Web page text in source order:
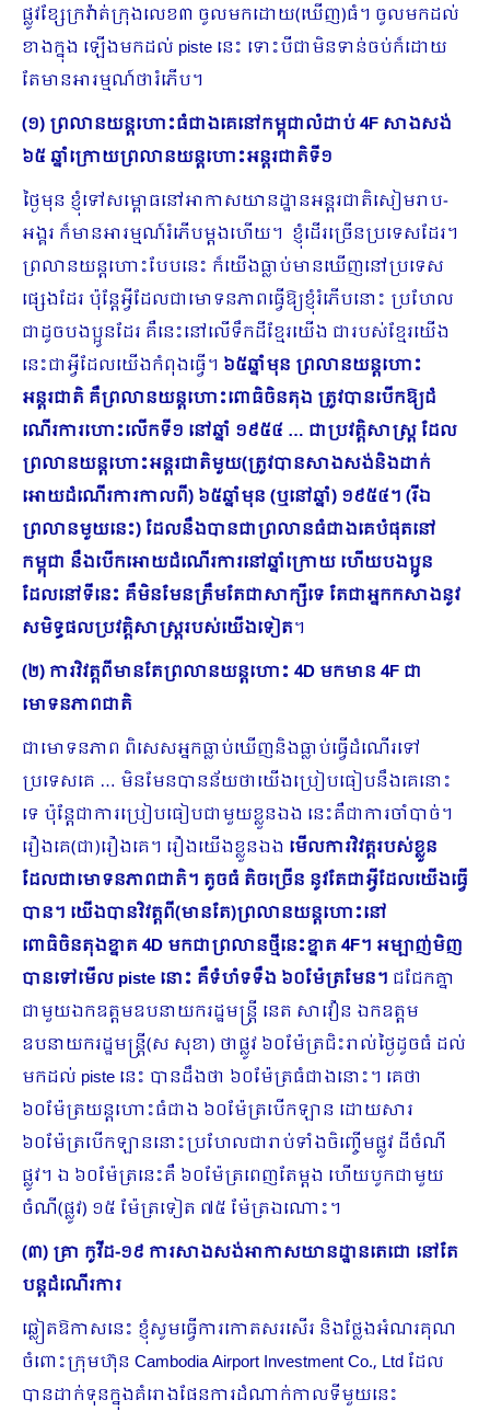
ផ្លូវខ្សែក្រវ៉ាត់ក្រុងលេខ៣ ចូលមកដោយ(ឃើញ)ធំ។ ចូលមកដល់
ខាងក្នុង ឡើងមកដល់ piste នេះ ទោះបីជាមិនទាន់ចប់ក៏ដោយ
តែមានអារម្មណ៍ថារំភើប។
(១) ព្រលានយន្តហោះធំជាងគេនៅកម្ពុជាលំដាប់4F សាងសង់
៦៥ ឆ្នាំក្រោយព្រលានយន្តហោះអន្តរជាតិទី១
ថ្ងៃមុន ខ្ញុំទៅសម្ពោធនៅអាកាសយានដ្ឋានអន្តរជាតិសៀមរាប-
អង្គរ ក៏មានអារម្មណ៍រំភើបម្ដងហើយ។ ខ្ញុំដើរច្រើនប្រទេសដែរ។
ព្រលានយន្តហោះបែបនេះ ក៏យើងធ្លាប់មានឃើញនៅប្រទេស
ផ្សេងដែរ ប៉ុន្តែអ្វីដែលជាមោទនភាពធ្វើឱ្យខ្ញុំរំភើបនោះ ប្រហែល
ជាដូចបងប្អូនដែរ គឺនេះនៅលើទឹកដីខ្មែរយើង ជារបស់ខ្មែរយើង
នេះជាអ្វីដែលយើងកំពុងធ្វើ។ ៦៥ឆ្នាំមុន ព្រលានយន្តហោះ
អន្តរជាតិ គឺព្រលានយន្តហោះពោធិចិនតុង ត្រូវបានបើកឱ្យ​ដំ​
ណើរការហោះលើកទី១ នៅឆ្នាំ ១៩៥៤ … ជាប្រវត្តិសាស្ត្រ ដែល
ព្រលានយន្តហោះអន្តរជាតិមួយ(ត្រូវបានសាងសង់និងដាក់
អោយដំណើរការកាលពី) ៦៥ឆ្នាំមុន (ឬនៅឆ្នាំ) ១៩៥៤។ (រីឯ
ព្រលានមួយនេះ) ដែលនឹងបានជាព្រ​លានធំជាងគេបំផុតនៅ
កម្ពុជា នឹងបើកអោយដំណើរការនៅឆ្នាំក្រោយ ហើយបងប្អូន
ដែលនៅទីនេះ គឺមិនមែនត្រឹមតែជាសាក្សីទេ តែជាអ្នកកសាងនូវ
សមិទ្ធផលប្រវត្តិសាស្ត្ររបស់យើងទៀត។
(២) ការវិវត្តពីមានតែព្រលានយន្តហោះ 4D មកមាន 4F ជា
មោទនភាពជាតិ
ជាមោទនភាព ពិសេសអ្នកធ្លាប់ឃើញនិងធ្លាប់ធ្វើដំណើរទៅ
ប្រទេសគេ … មិនមែនបានន័យថាយើងប្រៀប​ធៀបនឹងគេនោះ
ទេ ប៉ុន្តែជាការប្រៀបធៀបជាមួយខ្លួនឯង នេះគឺជាការចាំបាច់។
រឿងគេ(ជា)រឿងគេ។ រឿងយើងខ្លួនឯង មើលការវិវត្តរបស់ខ្លួន
ដែលជាមោទនភាពជាតិ។ តូចធំ តិចច្រើន នូវតែជាអ្វីដែលយើងធ្វើ
បាន។ យើងបានវិវត្តពី(មានតែ)ព្រលានយន្តហោះនៅ
ពោធិចិនតុងខ្នាត4D មកជាព្រលានថ្មីនេះខ្នាត 4F។ អម្បាញ់មិញ
បានទៅមើល piste ​នោះ គឺទំហំទទឺង ៦០ម៉ែត្រមែន។ ជជែកគ្នា
ជាមួយឯកឧត្តមឧបនាយករដ្ឋមន្ត្រី នេត សាវឿន ឯកឧត្តម
ឧបនាយករដ្ឋមន្រ្តី(ស សុខា) ថាផ្លូវ ៦០ម៉ែត្រជិះរាល់ថ្ងៃដូចធំ ដល់
មកដល់ piste នេះ បានដឹងថា ៦០ម៉ែត្រធំជាងនោះ។ គេថា
៦០ម៉ែត្រយន្តហោះធំជាង ៦០ម៉ែត្របើកឡាន ដោយសារ
៦០ម៉ែត្របើកឡាននោះប្រ​ហែលជារាប់ទាំងចិញ្ចើមផ្លូវ ដីចំណី
ផ្លូវ។ ឯ ៦០ម៉ែត្រនេះគឺ ៦០ម៉ែត្រពេញតែម្ដង ហើយបូកជាមួយ
ចំណី(ផ្លូវ) ១៥ ម៉ែត្រទៀត ៧៥ ម៉ែត្រឯណោះ។
(៣) គ្រា កូវីដ-១៩ ការសាងសង់អាកាសយានដ្ឋានតេជោ នៅតែ
បន្តដំណើរការ
ឆ្លៀតឱកាសនេះ ខ្ញុំសូមធ្វើការកោតសរសើរ និងថ្លែងអំណរគុណ
ចំពោះក្រុមហ៊ុន Cambodia Airport Investment Co., Ltd ដែល
បានដាក់ទុនក្នុងគំរោងផែនការដំណាក់កាលទីមួយនេះ